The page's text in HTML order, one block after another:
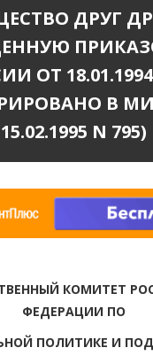
ДРУГ
ОТ
В
15.02.1995 N 795)
КОМИТЕТ
ФЕДЕРАЦИИ ПО
ПОЛИТИКЕ И